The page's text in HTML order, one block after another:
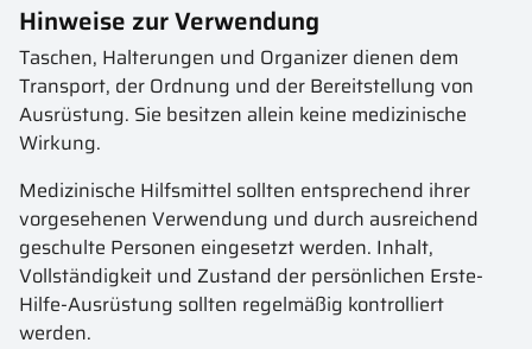
Hinweise zur Verwendung
Taschen, Halterungen und Organizer dienen dem
Transport, der Ordnung und der Bereitstellung von
Ausrüstung. Sie besitzen allein keine medizinische
Wirkung.
Medizinische Hilfsmittel sollten entsprechend ihrer
vorgesehenen Verwendung und durch ausreichend
geschulte Personen eingesetzt werden. Inhalt,
Vollständigkeit und Zustand der persönlichen Erste-
Hilfe-Ausrüstung sollten regelmäßig kontrolliert
werden.